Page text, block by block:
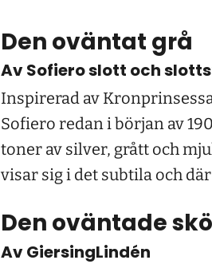
Den oväntat grå
Av Sofiero slott och
Inspirerad av
Sofiero redan i början av
toner av silver, grått och
visar sig i det subtila och
Den oväntade
Av GiersingLindén